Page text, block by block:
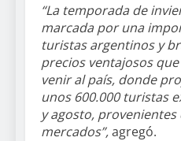
“La temporada de
marcada por una
turistas argentinos y
precios ventajosos
venir al país, donde
unos 600.000 turistas
y agosto, provenientes
mercados”,agregó.